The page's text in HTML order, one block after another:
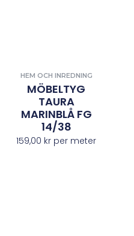
HEM OCH INREDNING
MÖBELTYG
TAURA
MARINBLÅ FG
14/38
159,00 kr per meter